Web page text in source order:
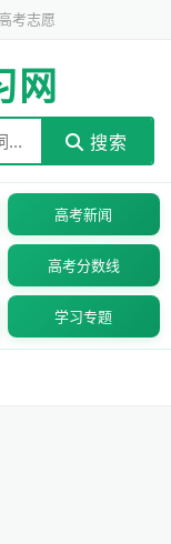
高考志愿
网
搜索
高考新闻
高考分数线
学习专题